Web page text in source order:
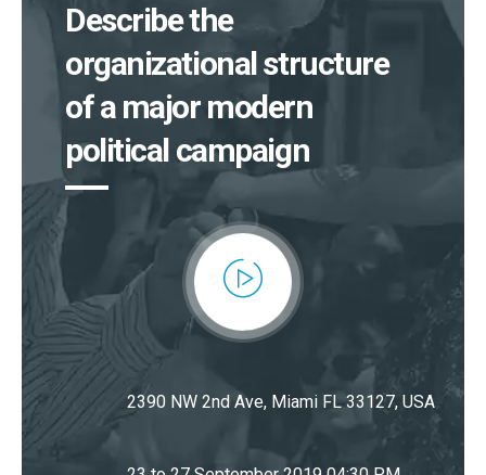
Describe the
organizational structure
of a major modern
political campaign
2390 NW 2nd Ave, Miami FL 33127, USA